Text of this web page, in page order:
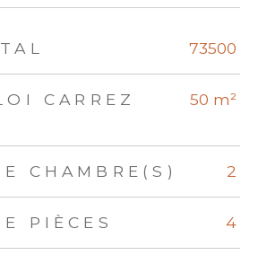
TRAD_ZEPHYR_Valeurs
73500
CARREZ
50 m²
CHAMBRE(S) 2
PIÈCES 4